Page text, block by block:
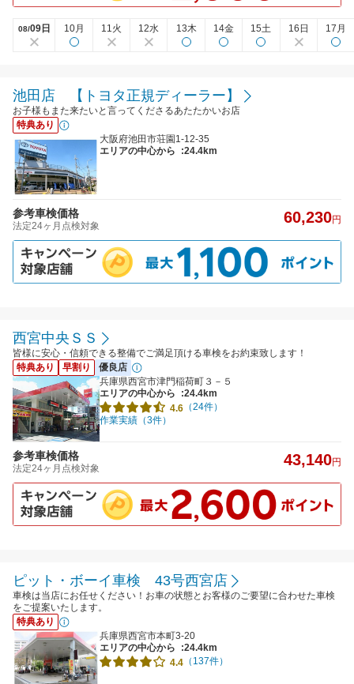
08/09日 10月 11火 12水 13木 14金 15土 16日 17月
池田店 【トヨタ正規ディーラー】
お子様もまた来たいと言ってくださるあたたかいお店
特典あり
大阪府池田市荘園1-12-35
エリアの中心から
:24.4km
参考車検価格
法定24ヶ月点検対象 60,230円
西宮中央ＳＳ
皆様に安心・信頼できる整備でご満足頂ける車検をお約束致します！
特典あり
早割り
優良店
兵庫県西宮市津門稲荷町３－５
エリアの中心から
:24.4km
4.6 （24件）
作業実績（3件）
参考車検価格
法定24ヶ月点検対象 43,140円
ピット・ボーイ車検 43号西宮店
車検は当店にお任せください！お車の状態とお客様のご要望に合わせた車検
をご提案いたします。
特典あり
兵庫県西宮市本町3-20
エリアの中心から
:24.4km
4.4 （137件）